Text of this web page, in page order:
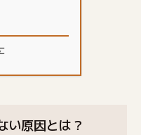
い原因とは？